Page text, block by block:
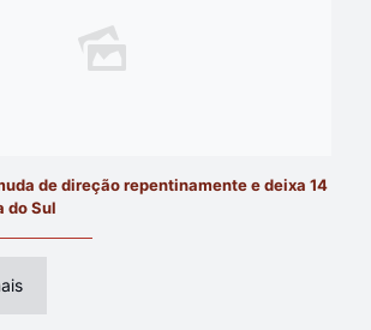
de direção repentinamente e deixa 14
do Sul